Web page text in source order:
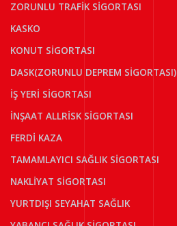
ZORUNLU TRAFİK SİGORTASI
KASKO
KONUT SİGORTASI
DASK(ZORUNLU DEPREM SİGORTASI)
İŞ YERİ SİGORTASI
İNŞAAT ALLRİSK SİGORTASI
FERDİ KAZA
TAMAMLAYICI SAĞLIK SİGORTASI
NAKLİYAT SİGORTASI
YURTDIŞI SEYAHAT SAĞLIK